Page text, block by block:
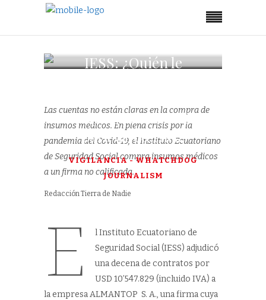
IESS: ¿Quién le
empresa de comida
para cafeterías?
VIGILANCIA - WHATCHDOG
JOURNALISM
Las cuentas no están claras en la compra de
insumos médicos. En plena crisis por la
pandemia del Covid-19, el Instituto Ecuatoriano
de Seguridad Social compra insumos médicos
a un firma no calificada.
Redacción Tierra de Nadie
E
l Instituto Ecuatoriano de
Seguridad Social (IESS) adjudicó
una decena de contratos por
USD 10’547.829 (incluido IVA) a
la empresa ALMANTOP S. A., una firma cuya